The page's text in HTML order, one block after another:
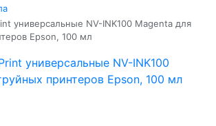
универсальные NV-INK100 Magenta для
Epson, 100 мл